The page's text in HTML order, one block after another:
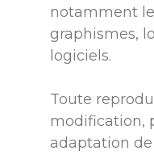
notamment
graphismes,
logiciels.
Toute
modification,
adaptation